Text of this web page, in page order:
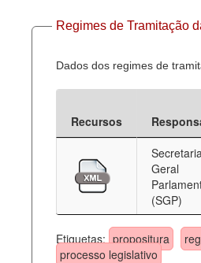
Regimes de Tramitação
Dados dos regimes de
Recursos
Geral
(SGP)
Etiquetas: propositura
processo legislativo